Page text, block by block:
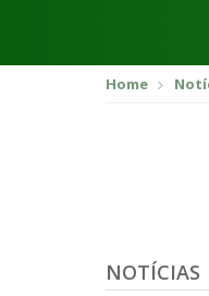
Home
NOTÍCIAS